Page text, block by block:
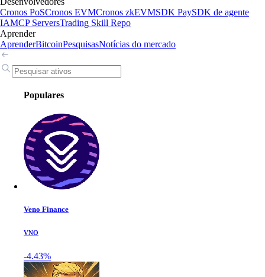
Cronos PoSCronos EVMCronos zkEVMSDK PaySDK de agente
IAMCP ServersTrading Skill Repo
Aprender
AprenderBitcoinPesquisasNotícias do mercado
Populares
Veno Finance
VNO
-4.43%